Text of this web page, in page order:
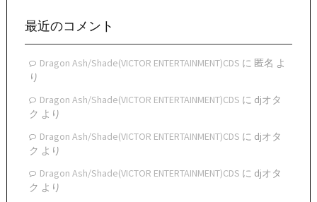
リ
最近のコメント
Dragon Ash/Shade(VICTOR ENTERTAINMENT)CDS に 匿名 よ
り
Dragon Ash/Shade(VICTOR ENTERTAINMENT)CDS に djオタ
ク より
Dragon Ash/Shade(VICTOR ENTERTAINMENT)CDS に djオタ
ク より
Dragon Ash/Shade(VICTOR ENTERTAINMENT)CDS に djオタ
ク より